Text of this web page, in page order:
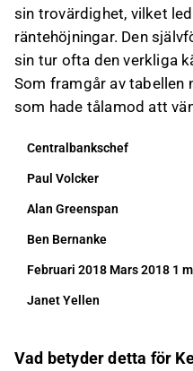
sin trovärdighet, vilket
räntehöjningar. Den
sin tur ofta den verkliga
Som framgår av tabellen
som hade tålamod att
Centralbankschef
Paul Volcker
Alan Greenspan
Ben Bernanke
Februari 2018 Mars 2018 1
Janet Yellen
Vad betyder detta för